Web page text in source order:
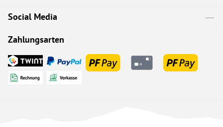
Social Media
Zahlungsarten